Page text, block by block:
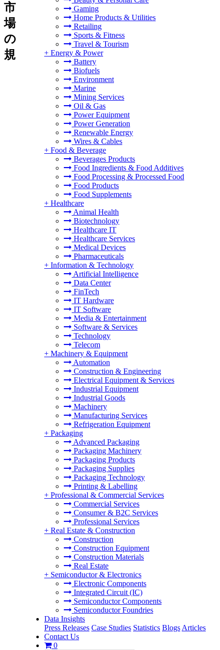
Gaming
Home Products & Utilities
Retailing
Sports & Fitness
Travel & Tourism
+ Energy & Power
Battery
Biofuels
Environment
Marine
Mining Services
Oil & Gas
Power Equipment
Power Generation
Renewable Energy
Wires & Cables
+ Food & Beverage
Beverages Products
Food Ingredients & Food Additives
Food Processing & Processed Food
Food Products
Food Supplements
+ Healthcare
Animal Health
Biotechnology
Healthcare IT
Healthcare Services
Medical Devices
Pharmaceuticals
+ Information & Technology
Artificial Intelligence
Data Center
FinTech
IT Hardware
IT Software
Media & Entertainment
Software & Services
Technology
Telecom
+ Machinery & Equipment
Automation
Construction & Engineering
Electrical Equipment & Services
Industrial Equipment
Industrial Goods
Machinery
Manufacturing Services
Refrigeration Equipment
+ Packaging
Advanced Packaging
Packaging Machinery
Packaging Products
Packaging Supplies
Packaging Technology
Printing & Labelling
+ Professional & Commercial Services
Commercial Services
Consumer & B2C Services
Professional Services
+ Real Estate & Construction
Construction
Construction Equipment
Construction Materials
Real Estate
+ Semiconductor & Electronics
Electronic Components
Integrated Circuit (IC)
Semiconductor Components
Semiconductor Foundries
Data Insights
Press Releases Case Studies Statistics Blogs Articles
Contact Us
0
市
場
の
規